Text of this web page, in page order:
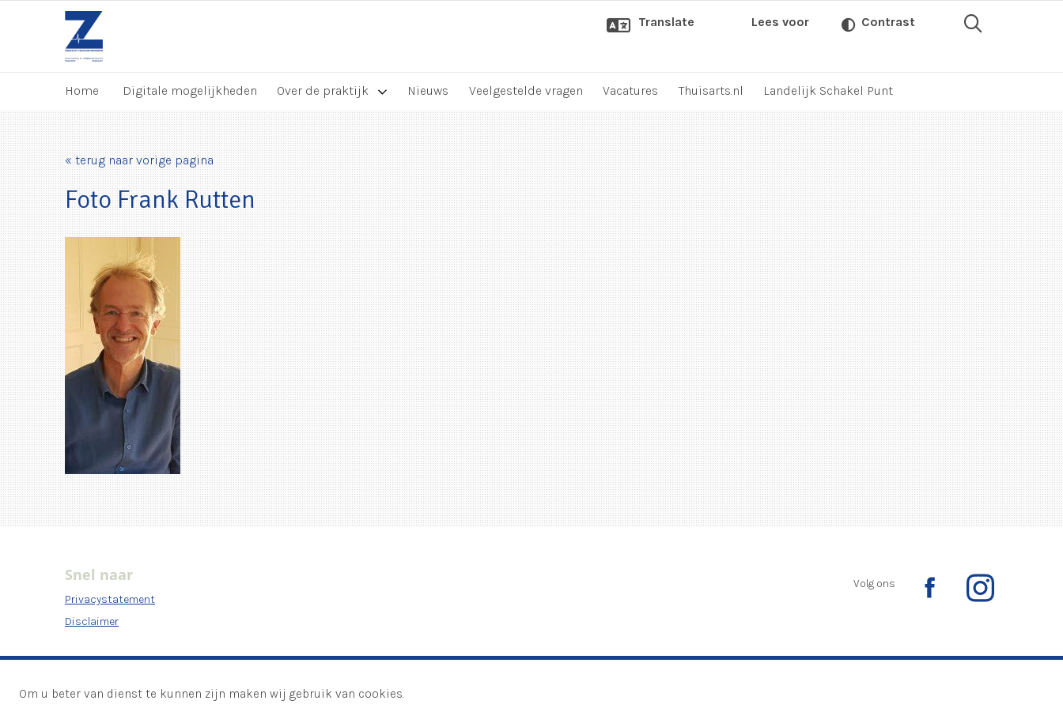
Translate Lees voor Contrast
Home Digitale mogelijkheden Over de praktijk Nieuws Veelgestelde vragen Vacatures Thuisarts.nl Landelijk Schakel Punt
« terug naar vorige pagina
Foto Frank Rutten
Snel naar
Privacystatement
Disclaimer
Volg ons
Om u beter van dienst te kunnen zijn maken wij gebruik van cookies.